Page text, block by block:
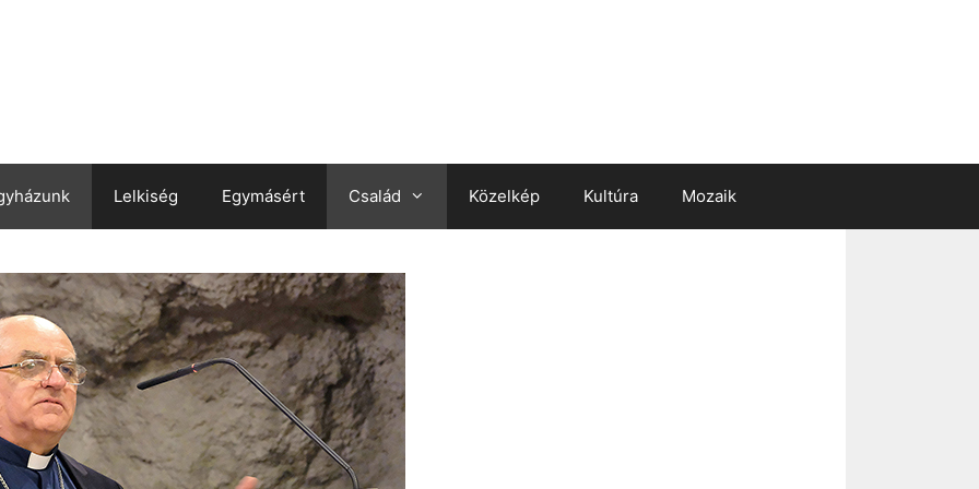
Lelkiség Egymásért Család Közelkép Kultúra Mozaik